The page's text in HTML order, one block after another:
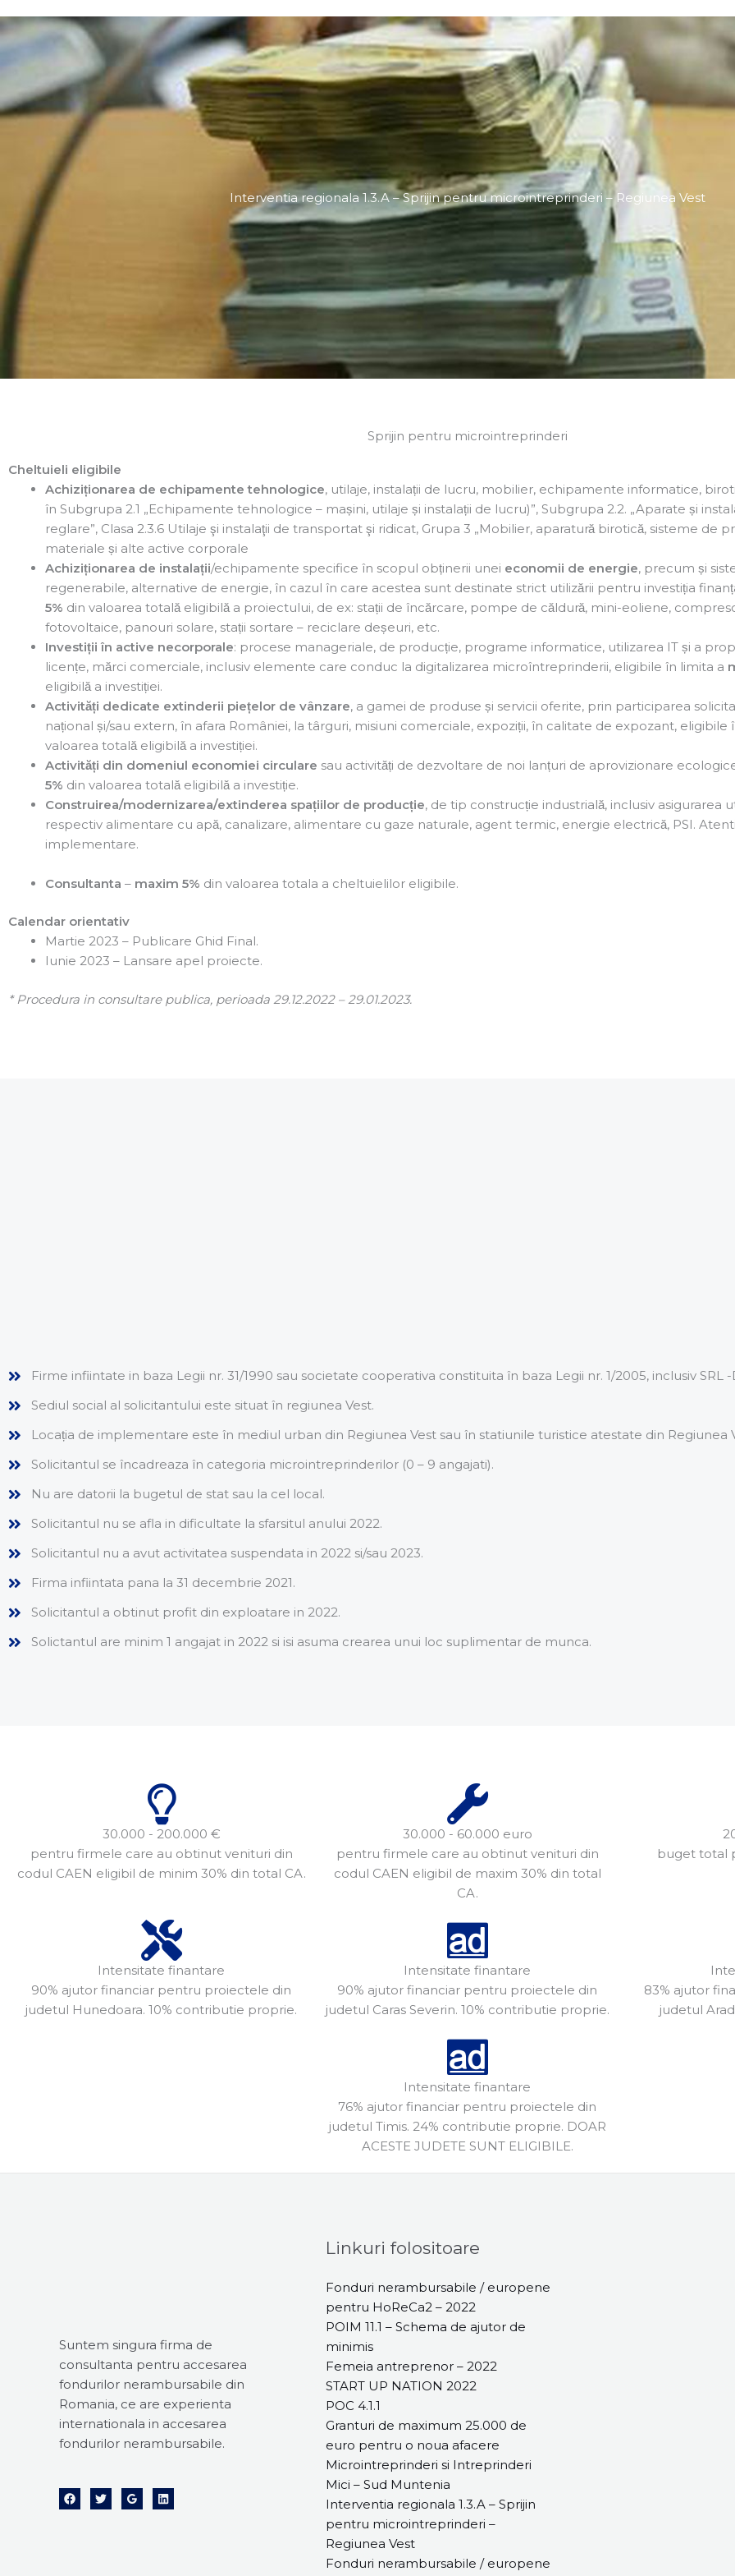
Interventia regionala 1.3.A – Sprijin pentru microintreprinderi – Regiunea Vest
Sprijin pentru microintreprinderi
Cheltuieli eligibile
Achiziționarea de echipamente tehnologice, utilaje, instalații de lucru, mobilier, echipamente informatice,
în Subgrupa 2.1 „Echipamente tehnologice – mașini, utilaje și instalații de lucru)”, Subgrupa 2.2. „Aparate și
reglare”, Clasa 2.3.6 Utilaje şi instalaţii de transportat şi ridicat, Grupa 3 „Mobilier, aparatură birotică, sisteme de
materiale și alte active corporale
Achiziționarea de instalații/echipamente specifice în scopul obținerii unei economii de energie, precum și
regenerabile, alternative de energie, în cazul în care acestea sunt destinate strict utilizării pentru investiția
5% din valoarea totală eligibilă a proiectului, de ex: stații de încărcare, pompe de căldură, mini-eoliene,
fotovoltaice, panouri solare, stații sortare – reciclare deșeuri, etc.
Investiții în active necorporale: procese manageriale, de producție, programe informatice, utilizarea IT și a
licențe, mărci comerciale, inclusiv elemente care conduc la digitalizarea microîntreprinderii, eligibile în limita a
eligibilă a investiției.
Activități dedicate extinderii piețelor de vânzare, a gamei de produse și servicii oferite, prin participarea
național și/sau extern, în afara României, la târguri, misiuni comerciale, expoziții, în calitate de expozant, eligibile
valoarea totală eligibilă a investiției.
Activități din domeniul economiei circulare sau activități de dezvoltare de noi lanțuri de aprovizionare
5% din valoarea totală eligibilă a investiție.
Construirea/modernizarea/extinderea spațiilor de producție, de tip construcție industrială, inclusiv asigurarea
respectiv alimentare cu apă, canalizare, alimentare cu gaze naturale, agent termic, energie electrică, PSI.
implementare.
Consultanta – maxim 5% din valoarea totala a cheltuielilor eligibile.
Calendar orientativ
Martie 2023 – Publicare Ghid Final.
Iunie 2023 – Lansare apel proiecte.
* Procedura in consultare publica, perioada 29.12.2022 – 29.01.2023.
Firme infiintate in baza Legii nr. 31/1990 sau societate cooperativa constituita în baza Legii nr. 1/2005, inclusiv SRL -
Sediul social al solicitantului este situat în regiunea Vest.
Locația de implementare este în mediul urban din Regiunea Vest sau în statiunile turistice atestate din Regiunea
Solicitantul se încadreaza în categoria microintreprinderilor (0 – 9 angajati).
Nu are datorii la bugetul de stat sau la cel local.
Solicitantul nu se afla in dificultate la sfarsitul anului 2022.
Solicitantul nu a avut activitatea suspendata in 2022 si/sau 2023.
Firma infiintata pana la 31 decembrie 2021.
Solicitantul a obtinut profit din exploatare in 2022.
Solictantul are minim 1 angajat in 2022 si isi asuma crearea unui loc suplimentar de munca.
30.000 - 200.000 €
pentru firmele care au obtinut venituri din
codul CAEN eligibil de minim 30% din total CA.
30.000 - 60.000 euro
pentru firmele care au obtinut venituri din
codul CAEN eligibil de maxim 30% din total
CA.
buget total
Intensitate finantare
90% ajutor financiar pentru proiectele din
judetul Hunedoara. 10% contributie proprie.
Intensitate finantare
90% ajutor financiar pentru proiectele din
judetul Caras Severin. 10% contributie proprie.
83% ajutor
judetul
Intensitate finantare
76% ajutor financiar pentru proiectele din
judetul Timis. 24% contributie proprie. DOAR
ACESTE JUDETE SUNT ELIGIBILE.
Suntem singura firma de
consultanta pentru accesarea
fondurilor nerambursabile din
Romania, ce are experienta
internationala in accesarea
fondurilor nerambursabile.
Linkuri folositoare
Fonduri nerambursabile / europene
pentru HoReCa2 – 2022
POIM 11.1 – Schema de ajutor de
minimis
Femeia antreprenor – 2022
START UP NATION 2022
POC 4.1.1
Granturi de maximum 25.000 de
euro pentru o noua afacere
Microintreprinderi si Intreprinderi
Mici – Sud Muntenia
Interventia regionala 1.3.A – Sprijin
pentru microintreprinderi –
Regiunea Vest
Fonduri nerambursabile / europene